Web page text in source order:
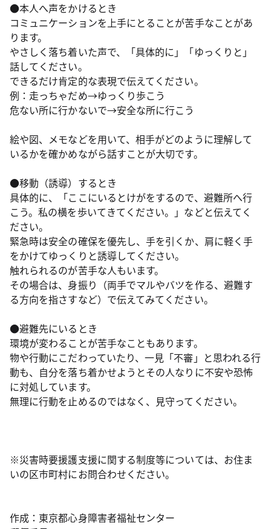
●本人へ声をかけるとき
コミュニケーションを上手にとることが苦手なことがあ
ります。
やさしく落ち着いた声で、「具体的に」「ゆっくりと」
話してください。
できるだけ肯定的な表現で伝えてください。
例：走っちゃだめ→ゆっくり歩こう
危ない所に行かないで→安全な所に行こう
絵や図、メモなどを用いて、相手がどのように理解して
いるかを確かめながら話すことが大切です。
●移動（誘導）するとき
具体的に、「ここにいるとけがをするので、避難所へ行
こう。私の横を歩いてきてください。」などと伝えてく
ださい。
緊急時は安全の確保を優先し、手を引くか、肩に軽く手
をかけてゆっくりと誘導してください。
触れられるのが苦手な人もいます。
その場合は、身振り（両手でマルやバツを作る、避難す
る方向を指さすなど）で伝えてみてください。
●避難先にいるとき
環境が変わることが苦手なこともあります。
物や行動にこだわっていたり、一見「不審」と思われる行
動も、自分を落ち着かせようとその人なりに不安や恐怖
に対処しています。
無理に行動を止めるのではなく、見守ってください。
※災害時要援護支援に関する制度等については、お住ま
いの区市町村にお問合わせください。
作成：東京都心身障害者福祉センター